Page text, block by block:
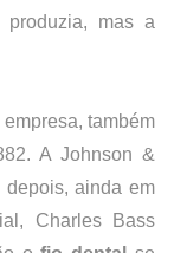
mas a
também
A Johnson &
ainda em
Charles Bass